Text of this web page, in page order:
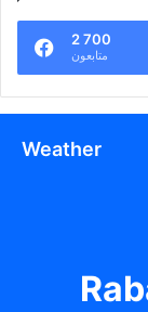
2 700
متابعون
Weather